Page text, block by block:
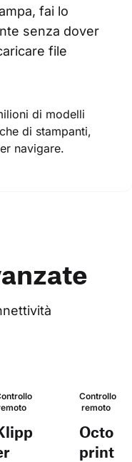
fai lo
senza dover
file
di modelli
di stampanti,
navigare.
Controllo
remoto
Octo
print